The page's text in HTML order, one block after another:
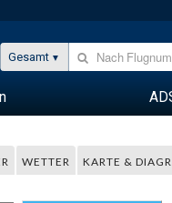
Gesamt
WETTER KARTE &